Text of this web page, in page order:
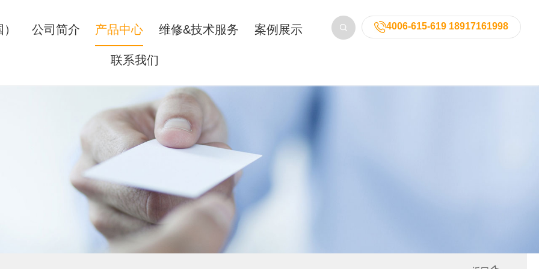
4006-615-619 18917161998
公司简介 产品中心 维修&技术服务 案例展示
联系我们